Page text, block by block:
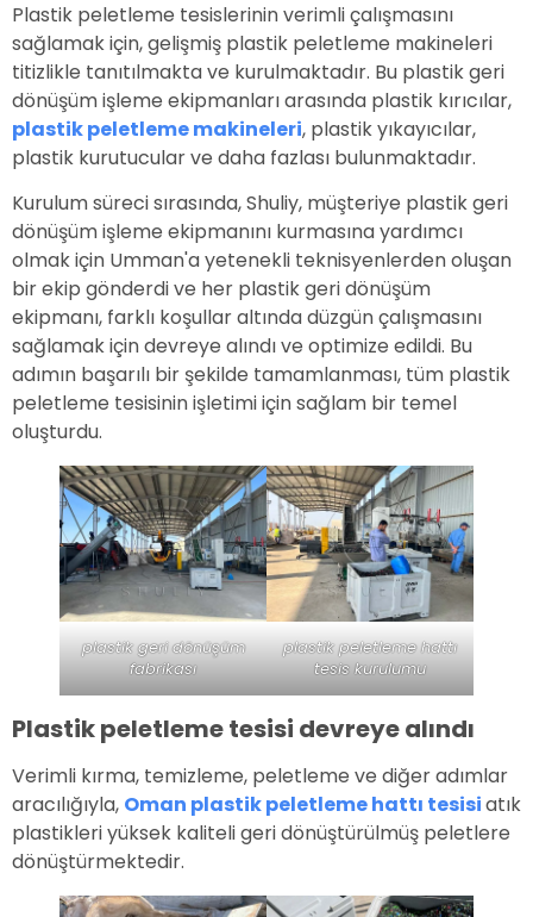
Plastik peletleme tesislerinin verimli çalışmasını
sağlamak için, gelişmiş plastik peletleme makineleri
titizlikle tanıtılmakta ve kurulmaktadır. Bu plastik geri
dönüşüm işleme ekipmanları arasında plastik kırıcılar,
plastik peletleme makineleri, plastik yıkayıcılar,
plastik kurutucular ve daha fazlası bulunmaktadır.
Kurulum süreci sırasında, Shuliy, müşteriye plastik geri
dönüşüm işleme ekipmanını kurmasına yardımcı
olmak için Umman'a yetenekli teknisyenlerden oluşan
bir ekip gönderdi ve her plastik geri dönüşüm
ekipmanı, farklı koşullar altında düzgün çalışmasını
sağlamak için devreye alındı ve optimize edildi. Bu
adımın başarılı bir şekilde tamamlanması, tüm plastik
peletleme tesisinin işletimi için sağlam bir temel
oluşturdu.
plastik geri dönüşüm
fabrikası
plastik peletleme hattı
tesis kurulumu
Plastik peletleme tesisi devreye alındı
Verimli kırma, temizleme, peletleme ve diğer adımlar
aracılığıyla, Oman plastik peletleme hattı tesisiatık
plastikleri yüksek kaliteli geri dönüştürülmüş peletlere
dönüştürmektedir.